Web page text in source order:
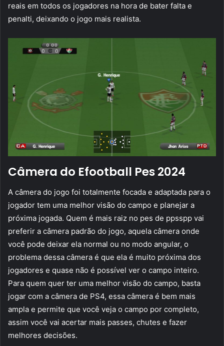
reais em todos os jogadores na hora de bater falta e
penalti, deixando o jogo mais realista.
Câmera do Efootball Pes 2024
A câmera do jogo foi totalmente focada e adaptada para o
jogador tem uma melhor visão do campo e planejar a
próxima jogada. Quem é mais raiz no pes de ppsspp vai
preferir a câmera padrão do jogo, aquela câmera onde
você pode deixar ela normal ou no modo angular, o
problema dessa câmera é que ela é muito próxima dos
jogadores e quase não é possível ver o campo inteiro.
Para quem quer ter uma melhor visão do campo, basta
jogar com a câmera de PS4, essa câmera é bem mais
ampla e permite que você veja o campo por completo,
assim você vai acertar mais passes, chutes e fazer
melhores decisões.